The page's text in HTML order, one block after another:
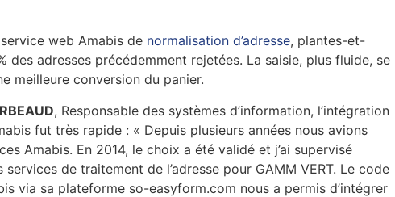
web Amabis de normalisation d’adresse, plantes-et-
des adresses précédemment rejetées. La saisie, plus fluide, se
meilleure conversion du panier.
, Responsable des systèmes d’information, l’intégration
fut très rapide : « Depuis plusieurs années nous avions
Amabis. En 2014, le choix a été validé et j’ai supervisé
services de traitement de l’adresse pour GAMM VERT. Le code
via sa plateforme so-easyform.com nous a permis d’intégrer